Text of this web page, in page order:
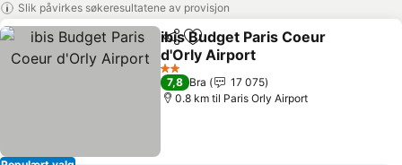
Slik påvirkes søkeresultatene av provisjon
Del Legg til i favoritter
ibis Budget Paris Coeur
d'Orly Airport
Se priser
2 Stjerner
7,8 Bra
17 075
0.8 km til Paris Orly Airport